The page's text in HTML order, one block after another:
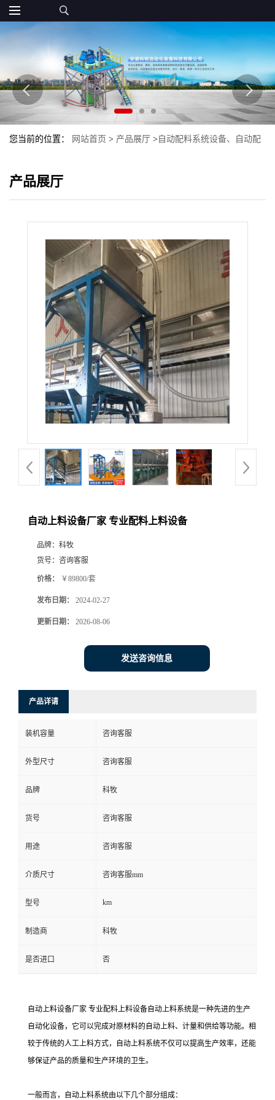
您当前的位置： 网站首页 > 产品展厅 > 自动配料系统设备、自动配
产品展厅
自动上料设备厂家 专业配料上料设备
品牌： 科牧
货号： 咨询客服
价格： ￥89800/套
发布日期： 2024-02-27
更新日期： 2026-08-06
发送咨询信息
产品详请
装机容量 咨询客服
外型尺寸 咨询客服
品牌 科牧
货号 咨询客服
用途 咨询客服
介质尺寸 咨询客服mm
型号 km
制造商 科牧
是否进口 否
自动上料设备厂家 专业配料上料设备自动上料系统是一种先进的生产
自动化设备，它可以完成对原材料的自动上料、计量和供给等功能。相
较于传统的人工上料方式，自动上料系统不仅可以提高生产效率，还能
够保证产品的质量和生产环境的卫生。
一般而言，自动上料系统由以下几个部分组成：